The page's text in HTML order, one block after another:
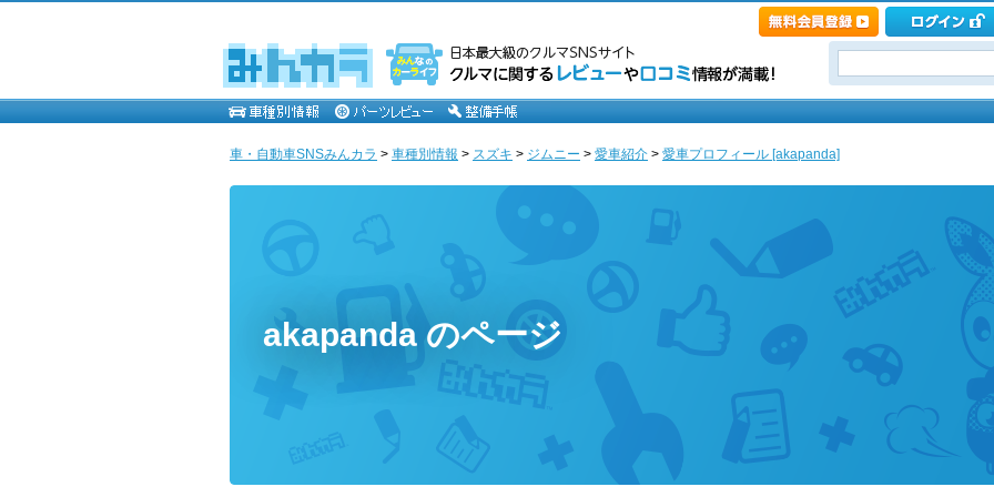
車・自動車SNSみんカラ > 車種別情報 > スズキ > ジムニー > 愛車紹介 > 愛車プロフィール [akapanda]
akapanda のページ